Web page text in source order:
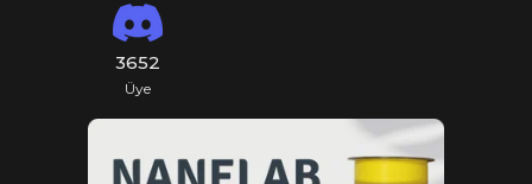
3652
Üye